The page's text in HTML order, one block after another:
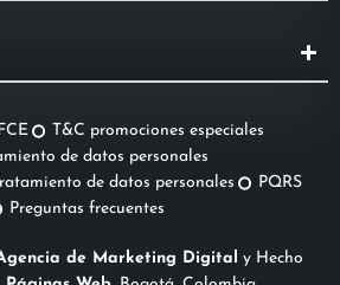
T&C promociones especiales
de datos personales
de datos personales
PQRS
Preguntas frecuentes
de Marketing Digital
y Hecho